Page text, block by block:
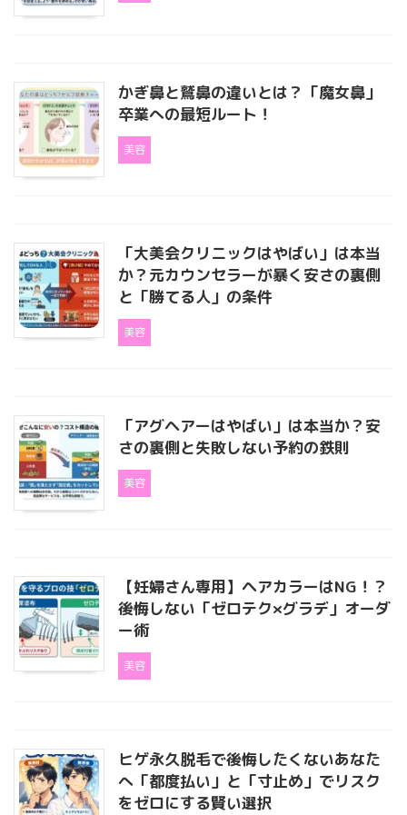
かぎ鼻と鷲鼻の違いとは？「魔女鼻」
卒業への最短ルート！
美容
「大美会クリニックはやばい」は本当
か？元カウンセラーが暴く安さの裏側
と「勝てる人」の条件
美容
「アグヘアーはやばい」は本当か？安
さの裏側と失敗しない予約の鉄則
美容
【妊婦さん専用】ヘアカラーはNG！？
後悔しない「ゼロテク×グラデ」オーダ
ー術
美容
ヒゲ永久脱毛で後悔したくないあなた
へ「都度払い」と「寸止め」でリスク
をゼロにする賢い選択